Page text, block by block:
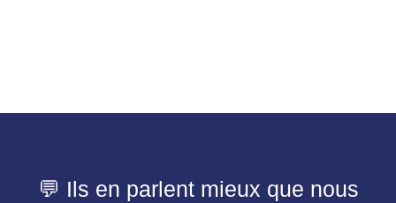
💬 Ils en parlent mieux que nous